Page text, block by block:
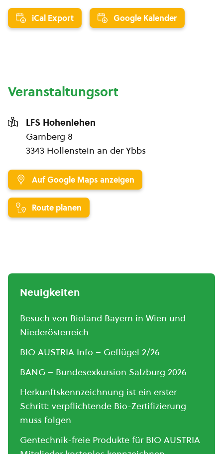
iCal Export Google Kalender
Veranstaltungsort
LFS Hohenlehen
Garnberg 8
3343 Hollenstein an der Ybbs
Auf Google Maps anzeigen
Route planen
Neuigkeiten
Besuch von Bioland Bayern in Wien und
Niederösterreich
BIO AUSTRIA Info – Geflügel 2/26
BANG – Bundesexkursion Salzburg 2026
Herkunftskennzeichnung ist ein erster
Schritt: verpflichtende Bio-Zertifizierung
muss folgen
Gentechnik-freie Produkte für BIO AUSTRIA